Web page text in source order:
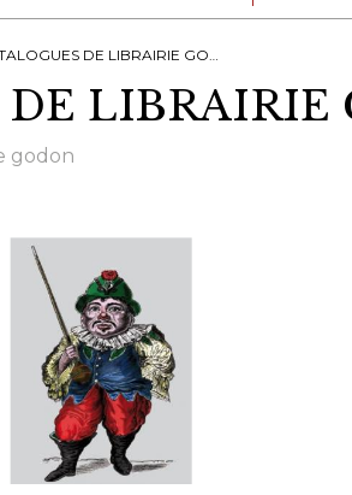
DE LIBRAIRIE GODON
DE LIBRAIRIE
godon